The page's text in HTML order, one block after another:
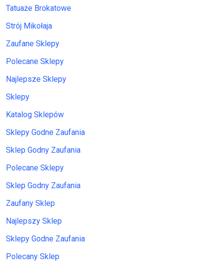
Tatuaże Brokatowe
Strój Mikołaja
Zaufane Sklepy
Polecane Sklepy
Najlepsze Sklepy
Sklepy
Katalog Sklepów
Sklepy Godne Zaufania
Sklep Godny Zaufania
Polecane Sklepy
Sklep Godny Zaufania
Zaufany Sklep
Najlepszy Sklep
Sklepy Godne Zaufania
Polecany Sklep